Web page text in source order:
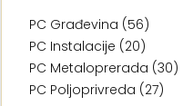
PC Građevina (56)
PC Instalacije (20)
PC Metaloprerada (30)
PC Poljoprivreda (27)